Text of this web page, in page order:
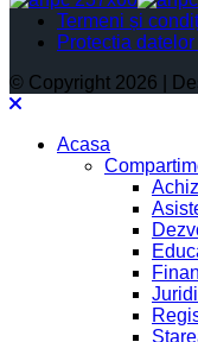
Termeni și
Protectia
© Copyright 2026 |
Acasa